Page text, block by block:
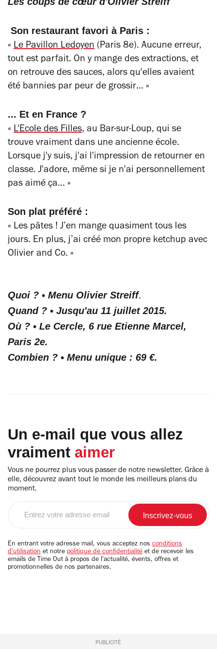
Son restaurant favori à Paris :
« Le Pavillon Ledoyen (Paris 8e). Aucune erreur,
tout est parfait. On y mange des extractions, et
on retrouve des sauces, alors qu'elles avaient
été bannies par peur de grossir… »
... Et en France ?
« L'Ecole des Filles, au Bar-sur-Loup, qui se
trouve vraiment dans une ancienne école.
Lorsque j'y suis, j'ai l'impression de retourner en
classe. J'adore, même si je n'ai personnellement
pas aimé ça... »
Son plat préféré :
« Les pâtes ! J’en mange quasiment tous les
jours. En plus, j’ai créé mon propre ketchup avec
Olivier and Co. »
Quoi ? • Menu Olivier Streiff.
Quand ? • Jusqu'au 11 juillet 2015.
Où ? • Le Cercle, 6 rue Etienne Marcel,
Paris 2e.
Combien ? • Menu unique : 69 €.
Un e-mail que vous allez
vraiment aimer
Vous ne pourrez plus vous passer de notre newsletter. Grâce à
elle, découvrez avant tout le monde les meilleurs plans du
moment.
email
En entrant votre adresse mail, vous acceptez nos conditions
d'utilisation et notre politique de confidentialité et de recevoir les
emails de Time Out à propos de l'actualité, évents, offres et
promotionnelles de nos partenaires.
PUBLICITÉ